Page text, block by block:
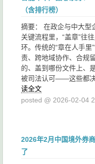
（含排行榜）
摘要： 在政企与中大型
关键流程里，“盖章”往
环。传统的“章在人手里
责、跨地域协作、合规
的、盖到哪份文件上、
被司法认可——这些都
读全文
posted @ 2026-02-04
2026年2月中国境外券
了